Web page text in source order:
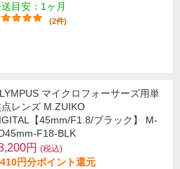
目安：1ヶ月
(2件)
マイクロフォーサーズ用単
レンズ M.ZUIKO
【45mm/F1.8/ブラック】 M-
F18-BLK
円 (税込)
円分ポイント還元